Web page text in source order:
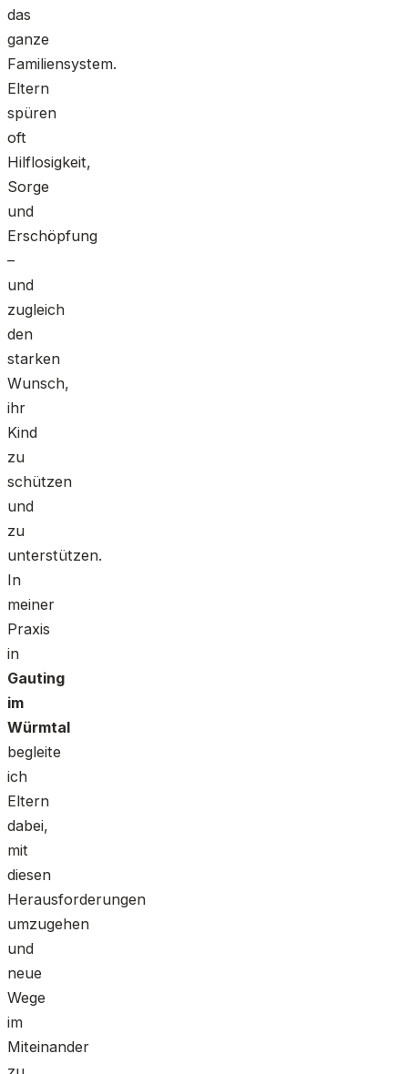
das
ganze
Familiensystem.
Eltern
spüren
oft
Hilflosigkeit,
Sorge
und
Erschöpfung
–
und
zugleich
den
starken
Wunsch,
ihr
Kind
zu
schützen
und
zu
unterstützen.
In
meiner
Praxis
in
Gauting
im
Würmtal
begleite
ich
Eltern
dabei,
mit
diesen
Herausforderungen
umzugehen
und
neue
Wege
im
Miteinander